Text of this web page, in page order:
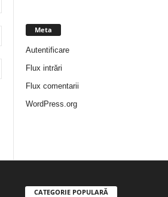
Meta
Autentificare
Flux intrări
Flux comentarii
WordPress.org
CATEGORIE POPULARĂ